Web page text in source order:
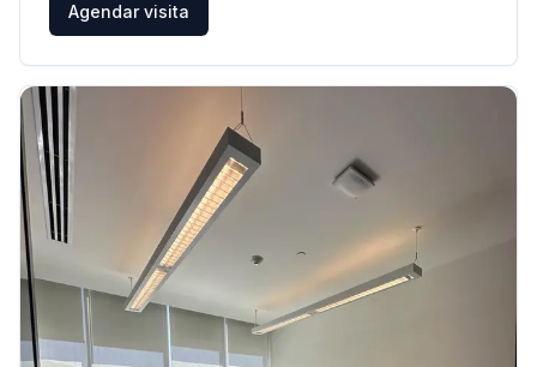
Agendar visita